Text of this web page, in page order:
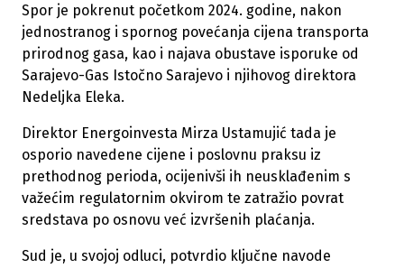
Spor je pokrenut početkom 2024. godine, nakon
jednostranog i spornog povećanja cijena transporta
prirodnog gasa, kao i najava obustave isporuke od
Sarajevo-Gas Istočno Sarajevo i njihovog direktora
Nedeljka Eleka.
Direktor Energoinvesta Mirza Ustamujić tada je
osporio navedene cijene i poslovnu praksu iz
prethodnog perioda, ocijenivši ih neusklađenim s
važećim regulatornim okvirom te zatražio povrat
sredstava po osnovu već izvršenih plaćanja.
Sud je, u svojoj odluci, potvrdio ključne navode